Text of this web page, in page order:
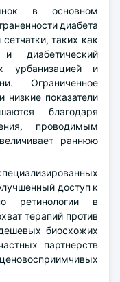
в основном
диабета
таких как
и диабетический
урбанизацией и
Ограниченное
низкие показатели
благодаря
проводимым
раннюю
доступ к
ретинологии в
терапий против
биосхожих
партнерств